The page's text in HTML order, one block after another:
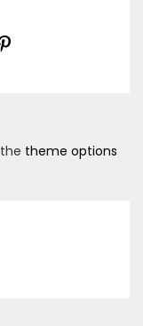
theme options